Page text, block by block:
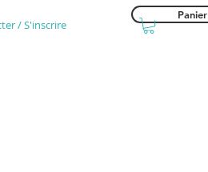
/ S'inscrire
Panier